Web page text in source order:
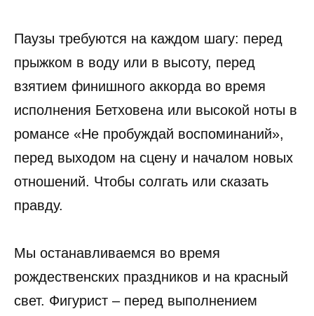
Паузы требуются на каждом шагу: перед
прыжком в воду или в высоту, перед
взятием финишного аккорда во время
исполнения Бетховена или высокой ноты в
романсе «Не пробуждай воспоминаний»,
перед выходом на сцену и началом новых
отношений. Чтобы солгать или сказать
правду.
Мы останавливаемся во время
рождественских праздников и на красный
свет. Фигурист – перед выполнением